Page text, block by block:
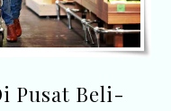
Pusat Beli-